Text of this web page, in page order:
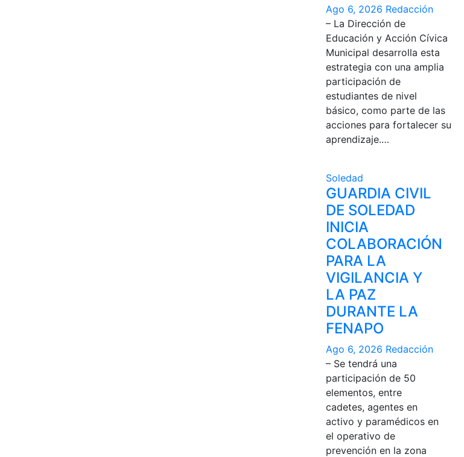
Ago 6, 2026 Redacción
– La Dirección de
Educación y Acción Cívica
Municipal desarrolla esta
estrategia con una amplia
participación de
estudiantes de nivel
básico, como parte de las
acciones para fortalecer su
aprendizaje.…
Soledad
GUARDIA CIVIL
DE SOLEDAD
INICIA
COLABORACIÓN
PARA LA
VIGILANCIA Y
LA PAZ
DURANTE LA
FENAPO
Ago 6, 2026 Redacción
– Se tendrá una
participación de 50
elementos, entre
cadetes, agentes en
activo y paramédicos en
el operativo de
prevención en la zona